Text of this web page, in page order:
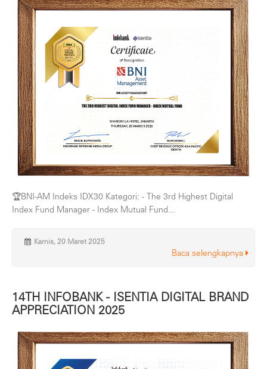
🏆BNI-AM Indeks IDX30 Kategori: - The 3rd Highest Digital
Index Fund Manager - Index Mutual Fund...
Kamis, 20 Maret 2025
Baca selengkapnya
14TH INFOBANK - ISENTIA DIGITAL BRAND
APPRECIATION 2025